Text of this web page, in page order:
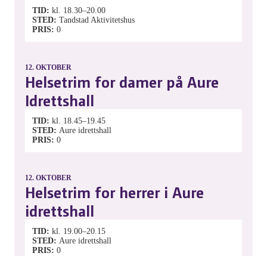
TID kl. 18.30–20.00
STED Tandstad Aktivitetshus
PRIS 0
12. OKTOBER
Helsetrim for damer på Aure
Idrettshall
TID kl. 18.45–19.45
STED Aure idrettshall
PRIS 0
12. OKTOBER
Helsetrim for herrer i Aure
idrettshall
TID kl. 19.00–20.15
STED Aure idrettshall
PRIS 0